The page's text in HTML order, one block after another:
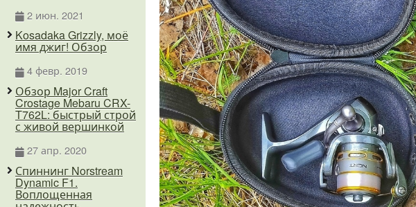
2 июн. 2021
Kosadaka Grizzly, моё
имя джиг! Обзор
4 февр. 2019
Обзор Major Craft
Crostage Mebaru CRX-
T762L: быстрый строй
с живой вершинкой
27 апр. 2020
Спиннинг Norstream
Dynamic F1.
Воплощенная